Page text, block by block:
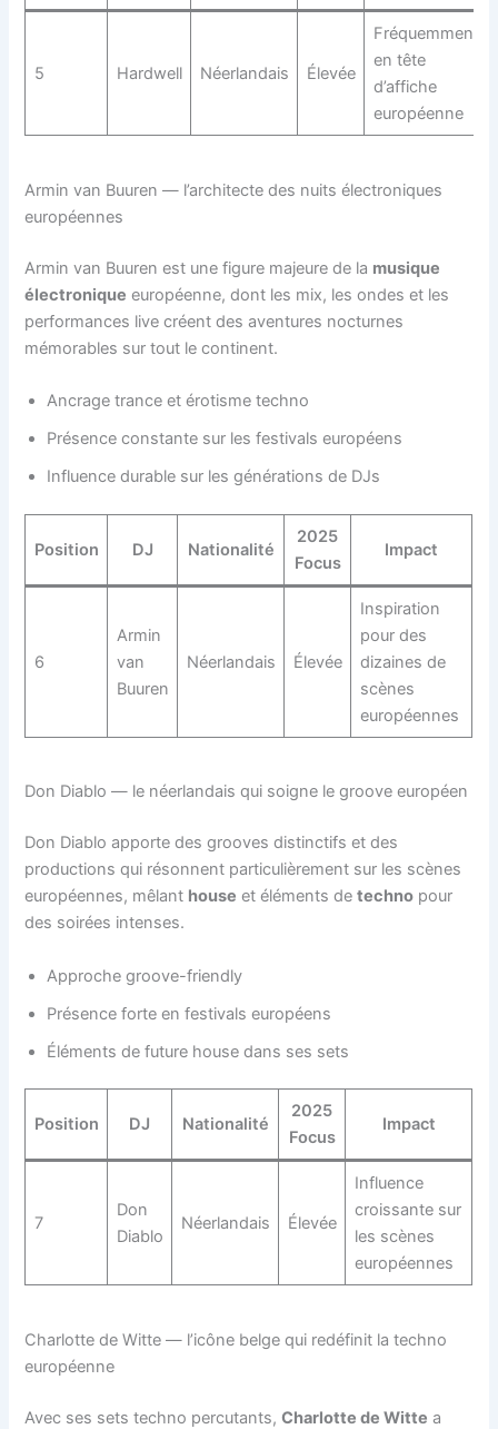
5 Hardwell Néerlandais Élevée
Fréquemment
en tête
d’affiche
européenne
Armin van Buuren — l’architecte des nuits électroniques
européennes
Armin van Buuren est une figure majeure de la musique
électronique européenne, dont les mix, les ondes et les
performances live créent des aventures nocturnes
mémorables sur tout le continent.
Ancrage trance et érotisme techno
Présence constante sur les festivals européens
Influence durable sur les générations de DJs
Position DJ Nationalité
2025
Focus
Impact
6
Armin
van
Buuren
Néerlandais Élevée
Inspiration
pour des
dizaines de
scènes
européennes
Don Diablo — le néerlandais qui soigne le groove européen
Don Diablo apporte des grooves distinctifs et des
productions qui résonnent particulièrement sur les scènes
européennes, mêlant house et éléments detechno pour
des soirées intenses.
Approche groove-friendly
Présence forte en festivals européens
Éléments de future house dans ses sets
Position DJ Nationalité
2025
Focus
Impact
7
Don
Diablo
Néerlandais Élevée
Influence
croissante sur
les scènes
européennes
Charlotte de Witte — l’icône belge qui redéfinit la techno
européenne
Avec ses sets techno percutants,Charlotte de Witte a